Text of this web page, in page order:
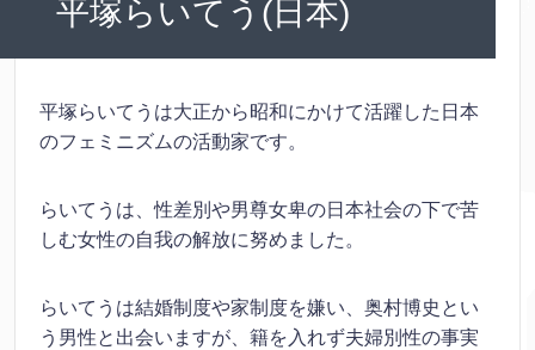
平塚らいてう(日本)
平塚らいてうは大正から昭和にかけて活躍した日本
のフェミニズムの活動家です。
らいてうは、性差別や男尊女卑の日本社会の下で苦
しむ女性の自我の解放に努めました。
らいてうは結婚制度や家制度を嫌い、奥村博史とい
う男性と出会いますが、籍を入れず夫婦別性の事実